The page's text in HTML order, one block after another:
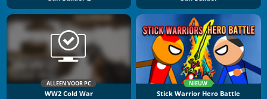
ALLEEN VOOR PC
WW2 Cold War
NIEUW
Stick Warrior Hero Battle